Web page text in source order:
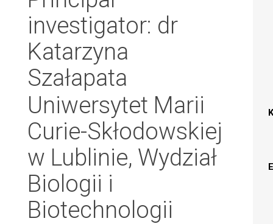
investigator: dr
Katarzyna
Szałapata
Uniwersytet Marii
Curie-Skłodowskiej
w Lublinie, Wydział
Biologii i
Biotechnologii